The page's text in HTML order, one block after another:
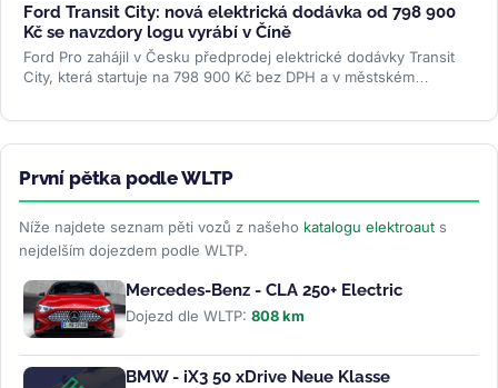
Ford Transit City: nová elektrická dodávka od 798 900
Kč se navzdory logu vyrábí v Číně
Ford Pro zahájil v Česku předprodej elektrické dodávky Transit
City, která startuje na 798 900 Kč bez DPH a v městském
První pětka podle WLTP
Níže najdete seznam pěti vozů z našeho katalogu elektroaut s
nejdelším dojezdem podle WLTP.
Mercedes-Benz - CLA 250+ Electric
Dojezd dle WLTP: 808 km
BMW - iX3 50 xDrive Neue Klasse